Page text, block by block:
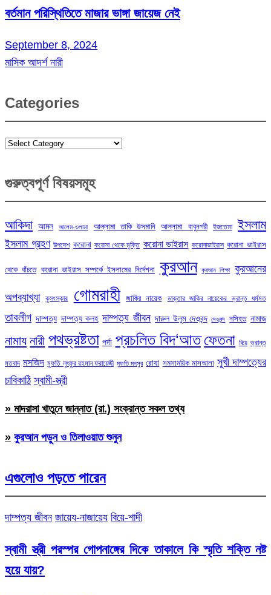
বর্তমান পরিস্থিতিতে মাজার ভাঙ্গা জায়েজ নেই
September 8, 2024
মাসিক আদর্শ নারী
Categories
Categories
গুরুত্বপূর্ণ বিষয়সমূহ
আকিদা আমল আলেম-ওলামা আল্লামা তাকি উসমানি আল্লামা বাবুনগরী ইজতেমা ইসলাম
ইসলাম গ্রহণ উপদেশ করোনা করোনা থেকে মুক্তি করোনা ভাইরাস করোনাভাইরাস করোনা ভাইরাস
থেকে বাঁচতে করোনা ভাইরাস সম্পর্কে ইসলামের নির্দেশনা কুরআন কুরআন শিক্ষা কুরআনের
অপব্যাখ্যা কুসংস্কার গোমরাহী জাকির নায়েক ডাক্তার জাকির নায়েকের ভ্রান্ত ধর্মমত
তাবলীগ দাম্পত্য দাম্পত্য কলহ দাম্পত্য জীবন দারুল উলুম দেওবন্দ দেওবন্দ নসিহত নামাজ
নামায নারী পথভ্রষ্টতা পর্দা প্রচলিত বিদ‘আত ফেতনা বিয়ে ভ্রান্ত
মতবাদ মসজিদ মুফতি লুৎফুর রহমান ফরায়েজী মুফতি মনসুর রোযা সমসাময়িক মাসআলা সুখী দাম্পত্যের
চাবিকাঠি স্বামী-স্ত্রী
» মাদরাসা খাতুনে জান্নাত (রা.) সংক্রান্ত সকল তথ্য
» কুরআন পড়ুন ও তিলাওয়াত শুনুন
এগুলোও পড়তে পারেন
দাম্পত্য জীবন জায়েয-নাজায়েয বিয়ে-শাদী
স্বামী স্ত্রী পরস্পর গোপনাঙ্গের দিকে তাকালে কি স্মৃতি শক্তি নষ্ট
হয়ে যায়?